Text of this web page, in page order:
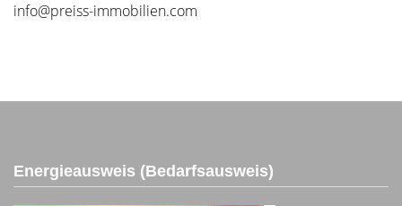
info@preiss-immobilien.com
Energieausweis (Bedarfsausweis)